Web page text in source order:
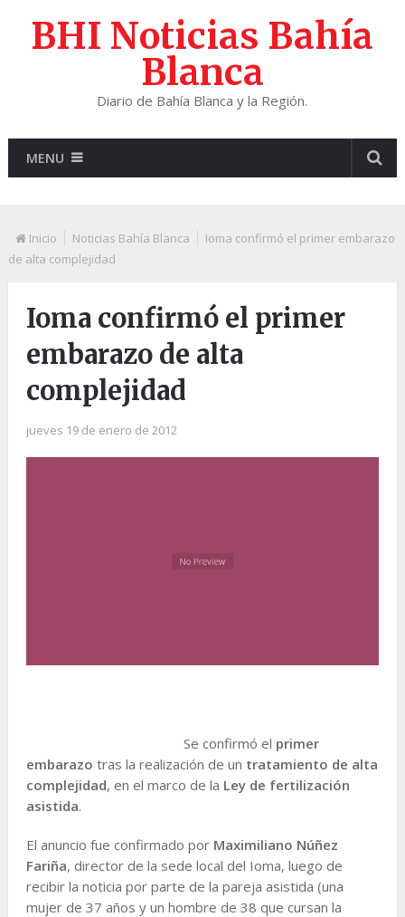
BHI Noticias Bahía
Blanca
Diario de Bahía Blanca y la Región.
MENU
Inicio Noticias Bahía Blanca
Ioma confirmó el primer embarazo
de alta complejidad
Ioma confirmó el primer
embarazo de alta
complejidad
jueves 19 de enero de 2012
Se confirmó el primer
embarazo tras la realización de un tratamiento de alta
complejidad, en el marco de la Ley de fertilización
asistida.
El anuncio fue confirmado por Maximiliano Núñez
Fariña, director de la sede local del Ioma, luego de
recibir la noticia por parte de la pareja asistida (una
mujer de 37 años y un hombre de 38 que cursan la